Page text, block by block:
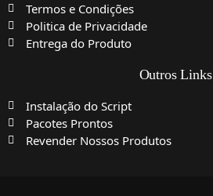
Termos e Condições
Politica de Privacidade
Entrega do Produto
Outros Links
Instalação do Script
Pacotes Prontos
Revender Nossos Produtos